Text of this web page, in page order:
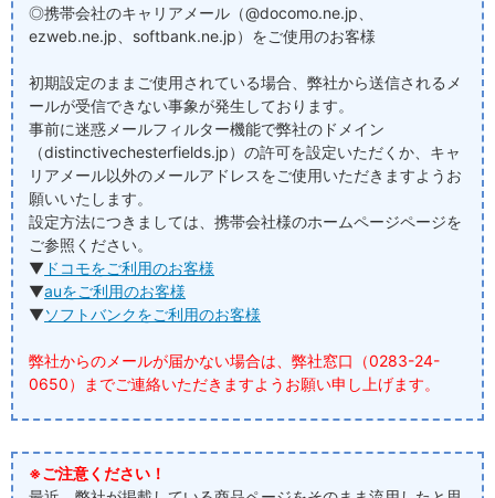
◎携帯会社のキャリアメール（@docomo.ne.jp、
ezweb.ne.jp、softbank.ne.jp）をご使用のお客様
初期設定のままご使用されている場合、弊社から送信されるメ
ールが受信できない事象が発生しております。
事前に迷惑メールフィルター機能で弊社のドメイン
（distinctivechesterfields.jp）の許可を設定いただくか、キャ
リアメール以外のメールアドレスをご使用いただきますようお
願いいたします。
設定方法につきましては、携帯会社様のホームページページを
ご参照ください。
▼ ドコモをご利用のお客様
▼auをご利用のお客様
▼ソフトバンクをご利用のお客様
弊社からのメールが届かない場合は、弊社窓口（0283-24-
0650）までご連絡いただきますようお願い申し上げます。
※ご注意ください！